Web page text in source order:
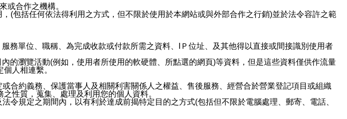
或合作之機構。
(包括任何依法得利用之方式，但不限於使用於本網站或與外部合作之行銷)並於法令容許之範
務單位、職稱、為完成收款或付款所需之資料、IＰ位址、及其他得以直接或間接識別使用者
的瀏覽活動(例如，使用者所使用的軟硬體、所點選的網頁)等資料，但是這些資料僅供作流量
人相連繫。
合約義務、保護當事人及相關利害關係人之權益、售後服務、經營合於營業登記項目或組織
性質，蒐集、處理及利用您的個人資料。
規定之期間內，以有利於達成前揭特定目的之方式(包括但不限於電腦處理、郵寄、電話、